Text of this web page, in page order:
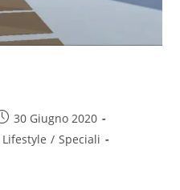
30 Giugno 2020
Lifestyle / Speciali